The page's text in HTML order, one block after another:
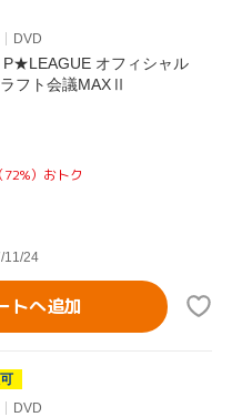
DVD
P★LEAGUE オフィシャル
フト会議MAXⅡ
）おトク
11/24
トへ追加
DVD